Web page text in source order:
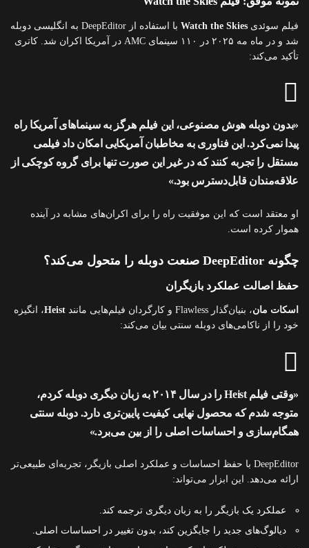
فیلم سوئدی Watch the Skies
با استفاده از DeepEditor به انگلیسی دوبله
شد و در ماه مه ۲۰۲۵ در ۱۱۰ سینمای AMC در آمریکا اکران شد. کاتری
تأکید می‌کند:
«بدون دوبله هوش مصنوعی، این فیلم هرگز به سینماهای آمریکا راه
پیدا نمی‌کرد. این فناوری به مخاطبان آمریکایی امکان داد فیلمی
مستقل را تجربه کنند که در غیر این صورت تنها برای گروه کوچکی از
علاقه‌مندان قابل‌دسترس بود.»
او معتقد است که این موفقیت راه را برای اکران‌های مشابه در آینده
هموار کرده است.
چگونه DeepEditor صنعت دوبله را متحول می‌کند؟
حفظ اصالت عملکرد بازیگران
اسکات مان، بنیان‌گذار Flawless و کارگردان فیلم‌هایی مانند Heist، انگیزه
خود را از ناکامی‌های دوبله سنتی بیان می‌کند:
«وقتی فیلم Heist را در سال ۲۰۱۴ به زبان دیگری دوبله کردم،
متوجه شدم که محصول نهایی کیفیت پایین‌تری دارد. دوبله سنتی
همگام‌سازی و احساسات اصلی را از بین می‌برد.»
DeepEditor با حفظ احساسات و عملکرد اصلی بازیگر، تجربه‌ای طبیعی‌تر
ارائه می‌دهد. این ابزار می‌تواند:
عملکرد یک بازیگر را به زبان دیگری ترجمه کند.
دیالوگ‌های جدید را جایگزین کند، بدون تغییر در احساسات اصلی.